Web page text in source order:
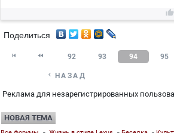

Поделиться
  92 93 94 95
 НАЗАД
Реклама для незарегистрированных
НОВАЯ ТЕМА